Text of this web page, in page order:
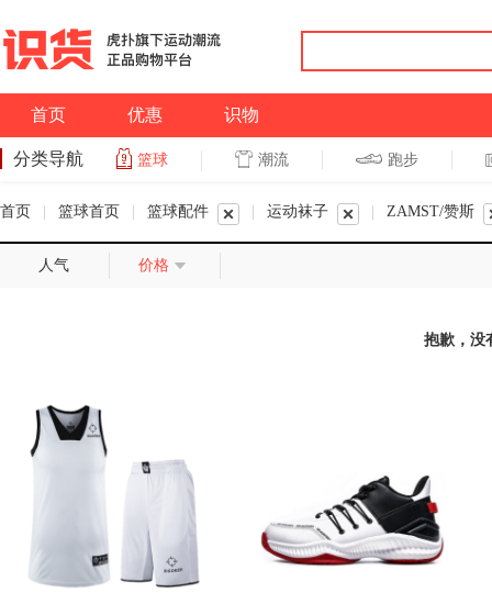
首页 优惠 识物
分类导航 篮球 潮流 跑步
首页 篮球首页 篮球配件 运动袜子 ZAMST/赞斯
人气 价格
抱歉，没